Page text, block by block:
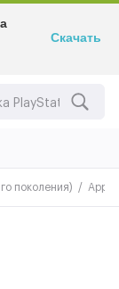
поколения) Apple
Скачать